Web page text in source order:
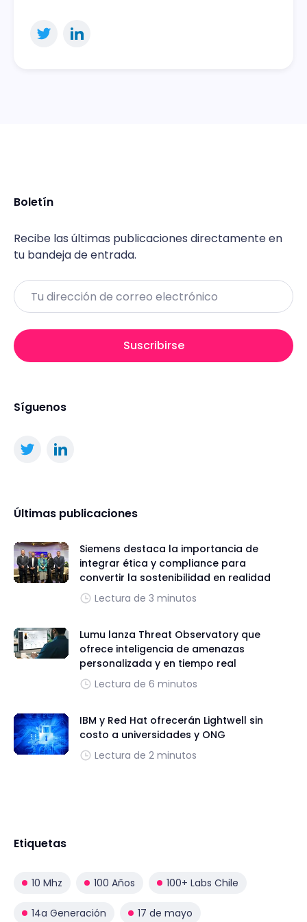
Boletín
Recibe las últimas publicaciones directamente en
tu bandeja de entrada.
Email
Suscribirse
Síguenos
Últimas publicaciones
Siemens destaca la importancia de
integrar ética y compliance para
convertir la sostenibilidad en realidad
Lectura de 3 minutos
Lumu lanza Threat Observatory que
ofrece inteligencia de amenazas
personalizada y en tiempo real
Lectura de 6 minutos
IBM y Red Hat ofrecerán Lightwell sin
costo a universidades y ONG
Lectura de 2 minutos
Etiquetas
10 Mhz 100 Años 100+ Labs Chile
14a Generación 17 de mayo